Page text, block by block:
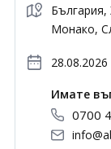
Монако,
28.08.2026
Имате
0700